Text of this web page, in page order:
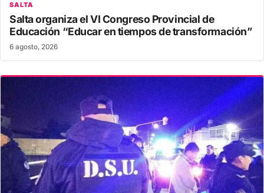
SALTA
Salta organiza el VI Congreso Provincial de
Educación “Educar en tiempos de transformación”
6 agosto, 2026